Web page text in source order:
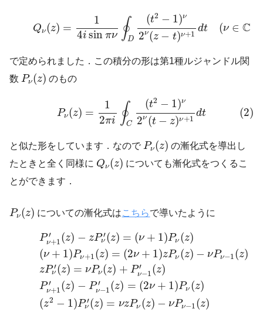
Qν(z) =
1
4i sin πν ∮D
(t2 − 1)ν
2ν(z − t)ν+1
dt (ν ∈ C
sin D −1 2 ν(z
で定められました．この積分の形は第1種ルジャンドル関
数 Pν(z)
Pν( z) のもの
Pν(z) =
1
2πi ∮C
(t2 − 1)ν
2ν (t − z)ν+1
dt (2)
πi (t 1)ν ν( t−z
と似た形をしています．なので Pν(z)
Pν( z) の漸化式を導出し
たときと全く同様に Qν(z)
Q ( z) についても漸化式をつくるこ
とができます．
Pν(z)
Pν( z) についての漸化式はこちらで導いたように
P ′
ν+1(z) − zP ′
ν (z) = (ν + 1)Pν (z)
(ν + 1)Pν+1(z) = (2ν + 1)zPν (z) − νPν−1(z)
zP ′
ν (z) = νPν(z) + P ′
ν−1(z)
P ′
ν+1(z) − P ′
ν−1(z) = (2ν + 1)Pν (z)
(z2 − 1)P ′
ν (z) = νzPν (z) − νPν−1(z)
ν+1 z − ν′(z) = 1 P ( z )(3b)(